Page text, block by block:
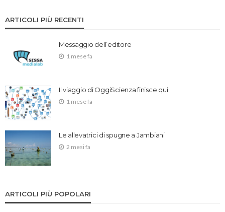
ARTICOLI PIÙ RECENTI
Messaggio dell’editore
1 mese fa
Il viaggio di OggiScienza finisce qui
1 mese fa
Le allevatrici di spugne a Jambiani
2 mesi fa
ARTICOLI PIÙ POPOLARI